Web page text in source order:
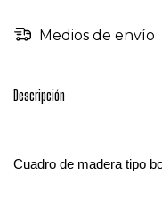
Medios de envío
Descripción
Cuadro de madera tipo